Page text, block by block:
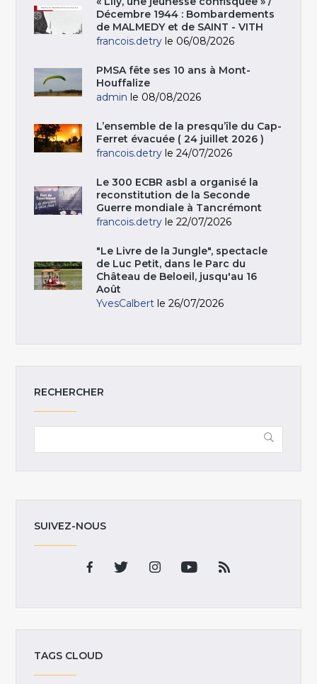
Décembre 1944 : Bombardements
de MALMEDY et de SAINT - VITH
francois.detry le 06/08/2026
PMSA fête ses 10 ans à Mont-
Houffalize
admin le 08/08/2026
L’ensemble de la presqu’île du Cap-
Ferret évacuée ( 24 juillet 2026 )
francois.detry le 24/07/2026
Le 300 ECBR asbl a organisé la
reconstitution de la Seconde
Guerre mondiale à Tancrémont
francois.detry le 22/07/2026
"Le Livre de la Jungle", spectacle
de Luc Petit, dans le Parc du
Château de Beloeil, jusqu'au 16
Août
YvesCalbert le 26/07/2026
RECHERCHER
SUIVEZ-NOUS
TAGS CLOUD